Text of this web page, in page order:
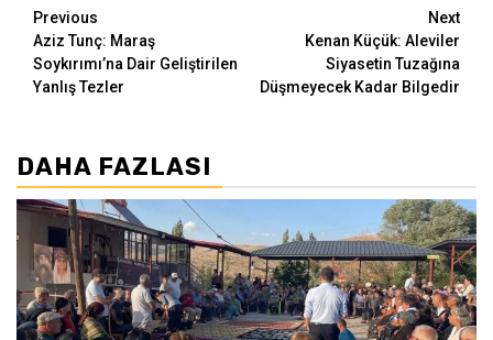
Continue
Reading
Previous
Aziz Tunç: Maraş
Soykırımı’na Dair Geliştirilen
Yanlış Tezler
Next
Kenan Küçük: Aleviler
Siyasetin Tuzağına
Düşmeyecek Kadar Bilgedir
DAHA FAZLASI